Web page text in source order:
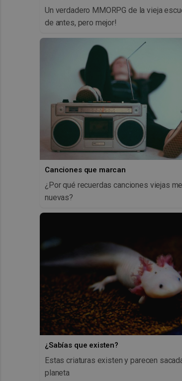
Un verdadero MMORPG de la vieja
de antes, pero mejor!
Canciones que marcan
¿Por qué recuerdas canciones viejas
nuevas?
¿Sabías que existen?
Estas criaturas existen y parecen
planeta